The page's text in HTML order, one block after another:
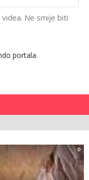
Ne smije biti
portala.
0